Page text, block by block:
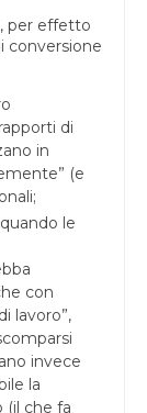
per effetto
conversione
di
in
(e
le
con
lavoro”,
invece
la
(il che fa